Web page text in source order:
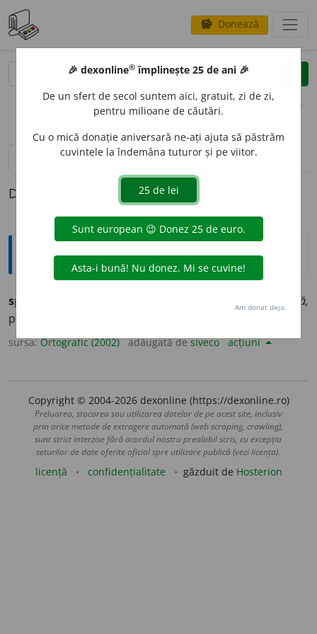
savings Donează
clear
opțiuni
definiții (1) pronunțievolume_up (50)
Definiția cu ID-ul 283481:
Ortografice DOOM
spectacul
să,
pl.
sursa:Ortografic (2002) adăugată desiveco acțiuni
Copyright © 2004-2026 dexonline (https://dexonline.ro)
Preluarea, stocarea sau utilizarea datelor de pe acest site, inclusiv
prin orice metode de extragere automată (web scraping, crawling),
sunt strict interzise fără acordul nostru prealabil scris, cu excepția
seturilor de date oferite oficial spre utilizare publică (vezi licența).
licență confidențialitate găzduit de Hosterion
🎉 dexonline® împlinește 25 de ani 🎉
De un sfert de secol suntem aici, gratuit, zi de zi,
pentru milioane de căutări.
Cu o mică donație aniversară ne-ați ajuta să păstrăm
cuvintele la îndemâna tuturor și pe viitor.
Am donat deja.